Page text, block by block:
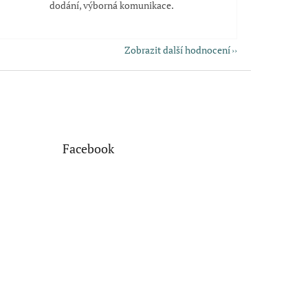
dodání, výborná komunikace.
Zobrazit další hodnocení
Facebook